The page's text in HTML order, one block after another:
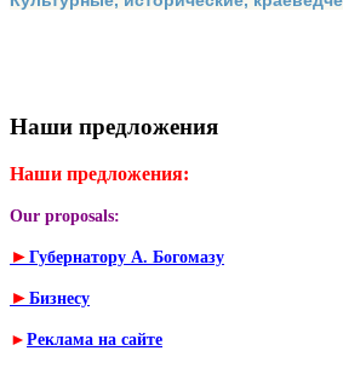
Наши предложения
Наши предложения:
Our proposals:
► Губернатору А. Богомазу
► Бизнесу
► Реклама на сайте